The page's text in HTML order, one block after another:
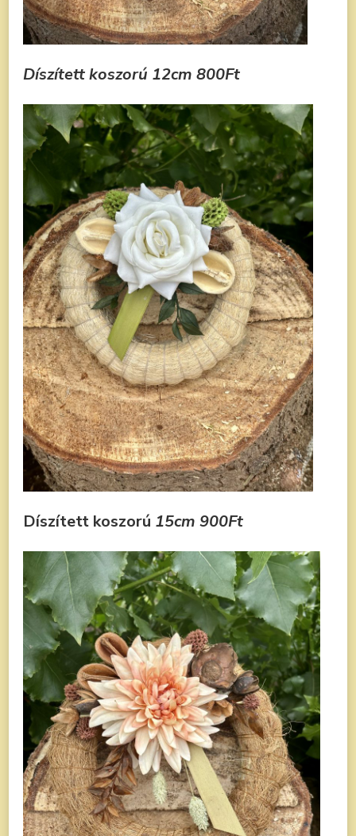
Díszített koszorú 12cm 800Ft
Díszített koszorú 15cm 900Ft